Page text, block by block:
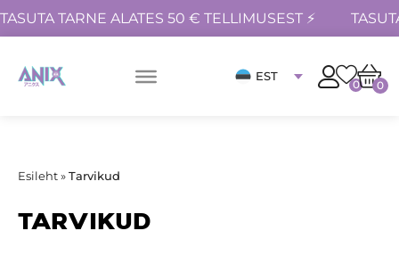
TASUTA TARNE ALATES 50 € TELLIMUSEST ⚡
EST
0 0
Esileht»Tarvikud
TARVIKUD